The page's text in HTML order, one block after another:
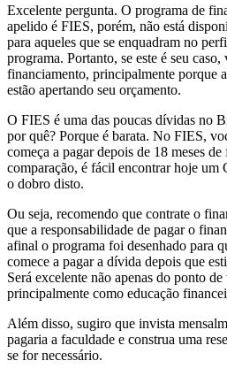
Excelente pergunta. O programa de
apelido é FIES, porém, não está
para aqueles que se enquadram no
programa. Portanto, se este é seu
financiamento, principalmente porque
estão apertando seu orçamento.
O FIES é uma das poucas dívidas no
por quê? Porque é barata. No FIES,
começa a pagar depois de 18 meses
comparação, é fácil encontrar hoje um
o dobro disto.
Ou seja, recomendo que contrate o
que a responsabilidade de pagar o
afinal o programa foi desenhado para
comece a pagar a dívida depois que
Será excelente não apenas do ponto
principalmente como educação
Além disso, sugiro que invista
pagaria a faculdade e construa uma
se for necessário.